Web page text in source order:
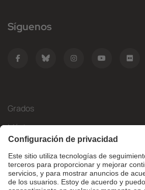
Síguenos
Grados
Másteres
Movilidad Internacional
Investigación
Empresa